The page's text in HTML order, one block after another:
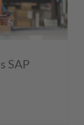
SAP